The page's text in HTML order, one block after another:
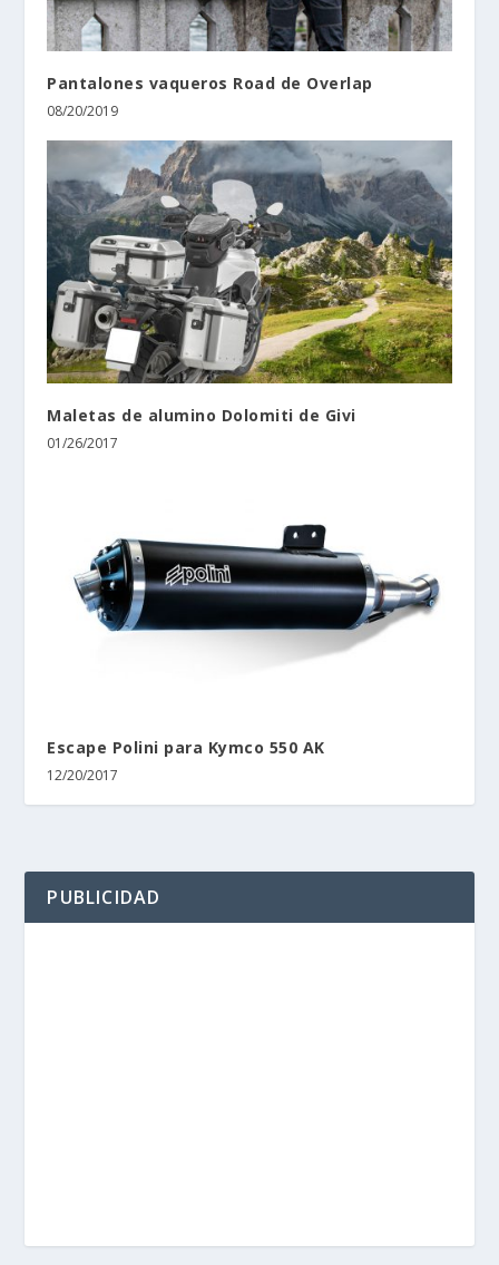
Pantalones vaqueros Road de Overlap
08/20/2019
Maletas de alumino Dolomiti de Givi
01/26/2017
Escape Polini para Kymco 550 AK
12/20/2017
PUBLICIDAD